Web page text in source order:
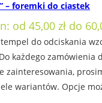
– foremki do ciastek
od 45,00 zł do
do odciskania
każdego
zainteresowania,
wariantów. Opcje